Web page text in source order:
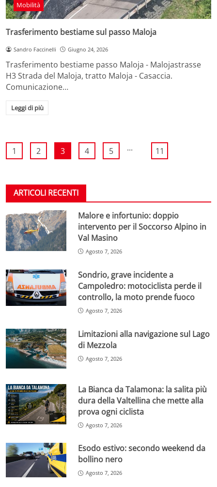
Mobilità
Trasferimento bestiame sul passo Maloja
Sandro Faccinelli Giugno 24, 2026
Trasferimento bestiame passo Maloja - Malojastrasse
H3 Strada del Maloja, tratto Maloja - Casaccia.
Comunicazione…
Leggi di più
1 2 3 4 5 ... 11
ARTICOLI RECENTI
Malore e infortunio: doppio
intervento per il Soccorso Alpino in
Val Masino
Agosto 7, 2026
Sondrio, grave incidente a
Campoledro: motociclista perde il
controllo, la moto prende fuoco
Agosto 7, 2026
Limitazioni alla navigazione sul Lago
di Mezzola
Agosto 7, 2026
La Bianca da Talamona: la salita più
dura della Valtellina che mette alla
prova ogni ciclista
Agosto 7, 2026
Esodo estivo: secondo weekend da
bollino nero
Agosto 7, 2026